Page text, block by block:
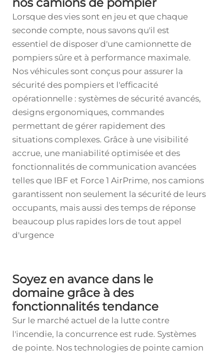
Lorsque des vies sont en jeu et que chaque
seconde compte, nous savons qu'il est
essentiel de disposer d'une camionnette de
pompiers sûre et à performance maximale.
Nos véhicules sont conçus pour assurer la
sécurité des pompiers et l'efficacité
opérationnelle : systèmes de sécurité avancés,
designs ergonomiques, commandes
permettant de gérer rapidement des
situations complexes. Grâce à une visibilité
accrue, une maniabilité optimisée et des
fonctionnalités de communication avancées
telles que IBF et Force 1 AirPrime, nos camions
garantissent non seulement la sécurité de leurs
occupants, mais aussi des temps de réponse
beaucoup plus rapides lors de tout appel
d'urgence
Soyez en avance dans le
domaine grâce à des
fonctionnalités tendance
Sur le marché actuel de la lutte contre
l'incendie, la concurrence est rude. Systèmes
de pointe. Nos technologies de pointe camion